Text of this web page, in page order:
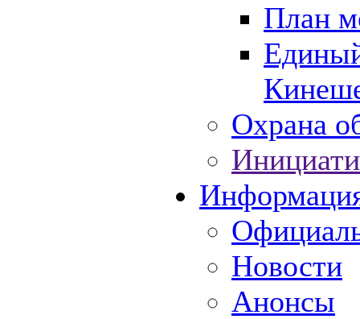
План
Охрана
Новости
Анонсы